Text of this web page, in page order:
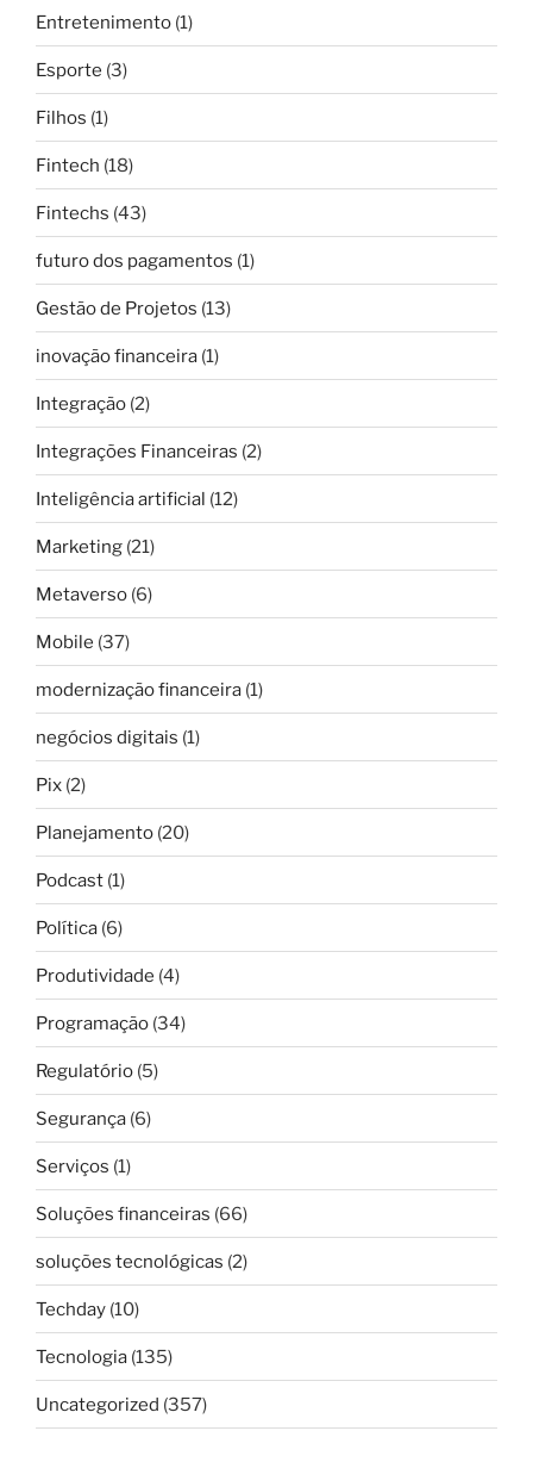
Entretenimento (1)
Esporte (3)
Filhos (1)
Fintech (18)
Fintechs (43)
futuro dos pagamentos (1)
Gestão de Projetos (13)
inovação financeira (1)
Integração (2)
Integrações Financeiras (2)
Inteligência artificial (12)
Marketing (21)
Metaverso (6)
Mobile (37)
modernização financeira (1)
negócios digitais (1)
Pix (2)
Planejamento (20)
Podcast (1)
Política (6)
Produtividade (4)
Programação (34)
Regulatório (5)
Segurança (6)
Serviços (1)
Soluções financeiras (66)
soluções tecnológicas (2)
Techday (10)
Tecnologia (135)
Uncategorized (357)